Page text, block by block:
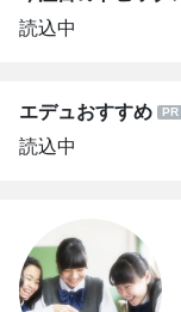
読込中
エデュおすすめ
読込中